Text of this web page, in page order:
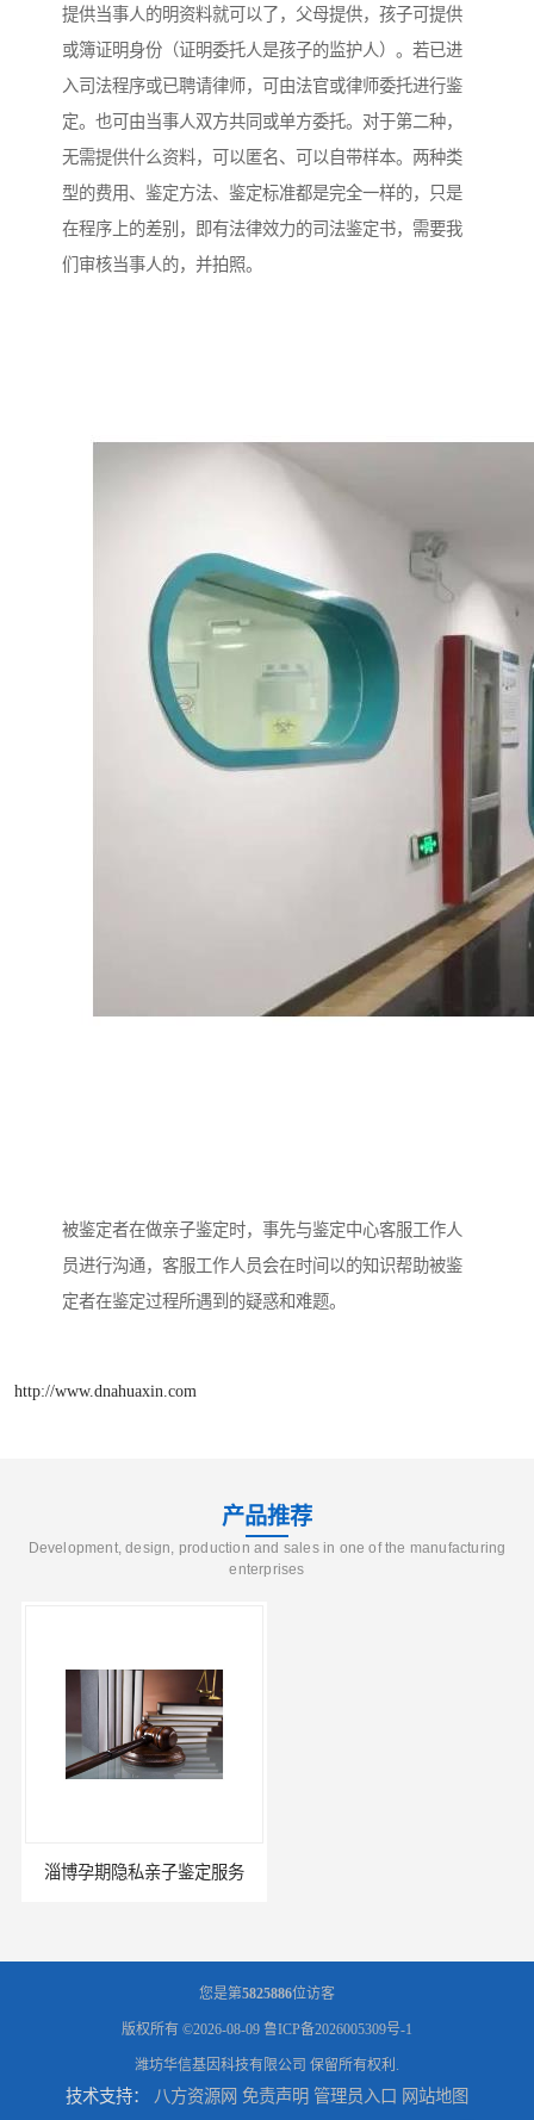
提供当事人的明资料就可以了，父母提供，孩子可提供
或簿证明身份（证明委托人是孩子的监护人）。若已进
入司法程序或已聘请律师，可由法官或律师委托进行鉴
定。也可由当事人双方共同或单方委托。对于第二种，
无需提供什么资料，可以匿名、可以自带样本。两种类
型的费用、鉴定方法、鉴定标准都是完全一样的，只是
在程序上的差别，即有法律效力的司法鉴定书，需要我
们审核当事人的，并拍照。
被鉴定者在做亲子鉴定时，事先与鉴定中心客服工作人
员进行沟通，客服工作人员会在时间以的知识帮助被鉴
定者在鉴定过程所遇到的疑惑和难题。
http://www.dnahuaxin.com
产品推荐
Development, design, production and sales in one of the manufacturing
enterprises
淄博孕期隐私亲子鉴定服务
您是第5825886位访客
版权所有 ©2026-08-09 鲁ICP备2026005309号-1
潍坊华信基因科技有限公司 保留所有权利.
技术支持： 八方资源网 免责声明 管理员入口 网站地图